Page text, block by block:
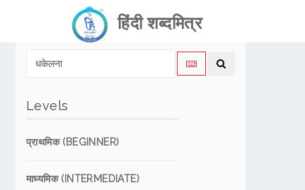
हिंदी शब्दमित्र
Levels
प्राथमिक (BEGINNER)
माध्यमिक (INTERMEDIATE)